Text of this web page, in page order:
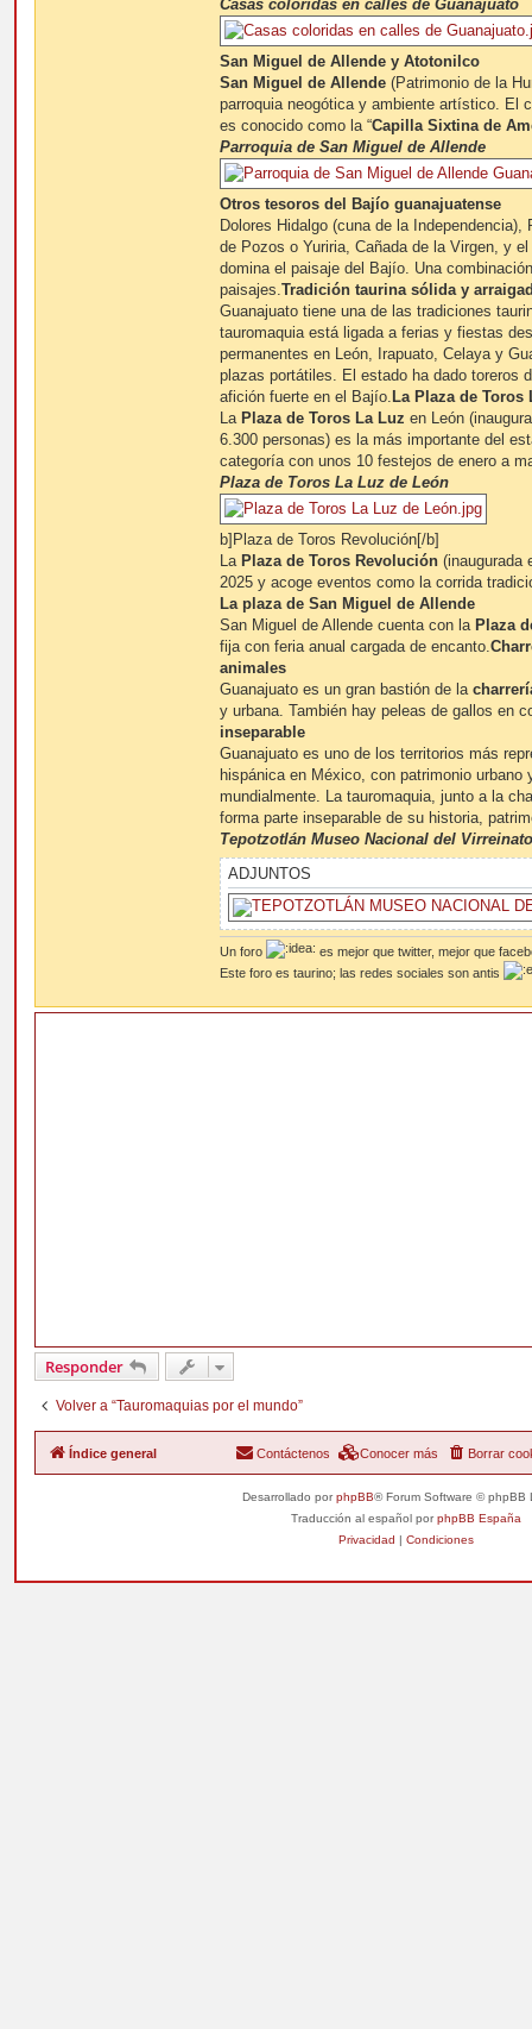
Casas coloridas en calles de Guanajuato
San Miguel de Allende y Atotonilco
San Miguel de Allende(Patrimonio de la
parroquia neogótica y ambiente artístico. El
es conocido como la “Capilla Sixtina de
Parroquia de San Miguel de Allende
Otros tesoros del Bajío guanajuatense
Dolores Hidalgo (cuna de la
de Pozos o Yuriria, Cañada de la Virgen, y el
domina el paisaje del Bajío. Una
paisajes. Tradición taurina sólida y
Guanajuato tiene una de las tradiciones
tauromaquia está ligada a ferias y fiestas
permanentes en León, Irapuato, Celaya y
plazas portátiles. El estado ha dado toreros
afición fuerte en el Bajío. La Plaza de Toros
La Plaza de Toros La Luz en León
6.300 personas) es la más importante del
categoría con unos 10 festejos de enero a
Plaza de Toros La Luz de León
b]Plaza de Toros Revolución[/b]
La Plaza de Toros Revolución(inaugurada
2025 y acoge eventos como la corrida
La plaza de San Miguel de Allende
San Miguel de Allende cuenta con la Plaza
fija con feria anual cargada de encanto.
animales
Guanajuato es un gran bastión de la
y urbana. También hay peleas de gallos en
inseparable
Guanajuato es uno de los territorios más
hispánica en México, con patrimonio urbano
mundialmente. La tauromaquia, junto a la
forma parte inseparable de su historia,
Tepotzotlán Museo Nacional del Virreinato
ADJUNTOS
Un foro
es mejor que twitter, mejor que
Este foro es taurino; las redes sociales son antis
Responder
Volver a “Tauromaquias por el mundo”
Índice general Borrar
Conocer más
Contáctenos
Desarrollado porphpBB® Forum Software © phpBB
Traducción al español porphpBB España
Privacidad | Condiciones